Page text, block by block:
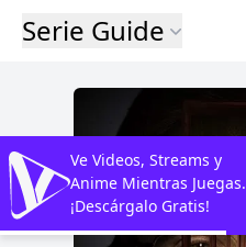
Serie Guide
Ve Videos, Streams y
Anime Mientras Juegas.
¡Descárgalo Gratis!